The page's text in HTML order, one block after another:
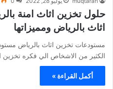
حلول تخزين اثاث امنة
اثاث بالرياض ومميزاتها
مستودعات تخزين اثاث بالرياض
الكثير من الاشخاص الي فكره
أكمل القراءة »